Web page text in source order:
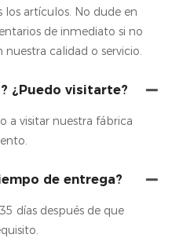
artículos. No dude en
de inmediato si no
nuestra calidad o servicio.
¿Puedo visitarte?
a visitar nuestra fábrica
de entrega?
días después de que